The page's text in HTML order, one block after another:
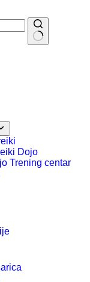
Dojo
Trening centar